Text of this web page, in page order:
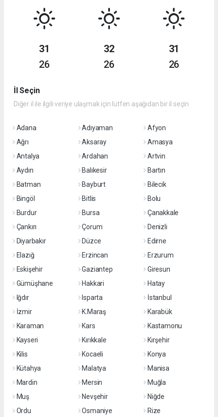
31
26
32
26
31
26
İl Seçin
Diğer il ile ilgili veriye ulaşmak için lütfen aşağıdan bir il seçin
Adana Adıyaman
Afyon
Ağrı
Aksaray
Amasya
Antalya
Ardahan
Artvin
Aydın
Balıkesir
Bartın
Batman
Bayburt
Bilecik
Bingöl
Bitlis
Bolu
Burdur
Bursa
Çanakkale
Çankırı
Çorum
Denizli
Diyarbakır
Düzce
Edirne
Elazığ
Erzincan
Erzurum
Eskişehir
Gaziantep
Giresun
Gümüşhane
Hakkari
Hatay
Iğdır
Isparta
İstanbul
İzmir
K.Maraş
Karabük
Karaman
Kars
Kastamonu
Kayseri
Kırıkkale
Kırşehir
Kilis
Kocaeli
Konya
Kütahya
Malatya
Manisa
Mardin
Mersin
Muğla
Muş
Nevşehir
Niğde
Ordu
Osmaniye Rize